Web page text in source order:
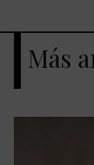
Más